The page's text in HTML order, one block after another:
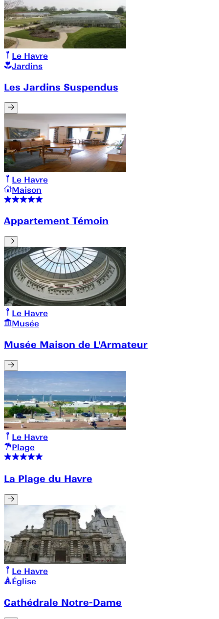
Le Havre
Jardins
Les Jardins Suspendus
Le Havre
Maison
Appartement Témoin
Le Havre
Musée
Musée Maison de L'Armateur
Le Havre
Plage
La Plage du Havre
Le Havre
Église
Cathédrale Notre-Dame